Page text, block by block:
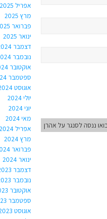
ננסה לסנגר על אהרן
אפריל 2025
מרץ 2025
פברואר 2025
ינואר 2025
דצמבר 2024
נובמבר 2024
אוקטובר 2024
ספטמבר 2024
אוגוסט 2024
יולי 2024
יוני 2024
מאי 2024
אפריל 2024
מרץ 2024
פברואר 2024
ינואר 2024
דצמבר 2023
נובמבר 2023
אוקטובר 2023
ספטמבר 2023
אוגוסט 2023